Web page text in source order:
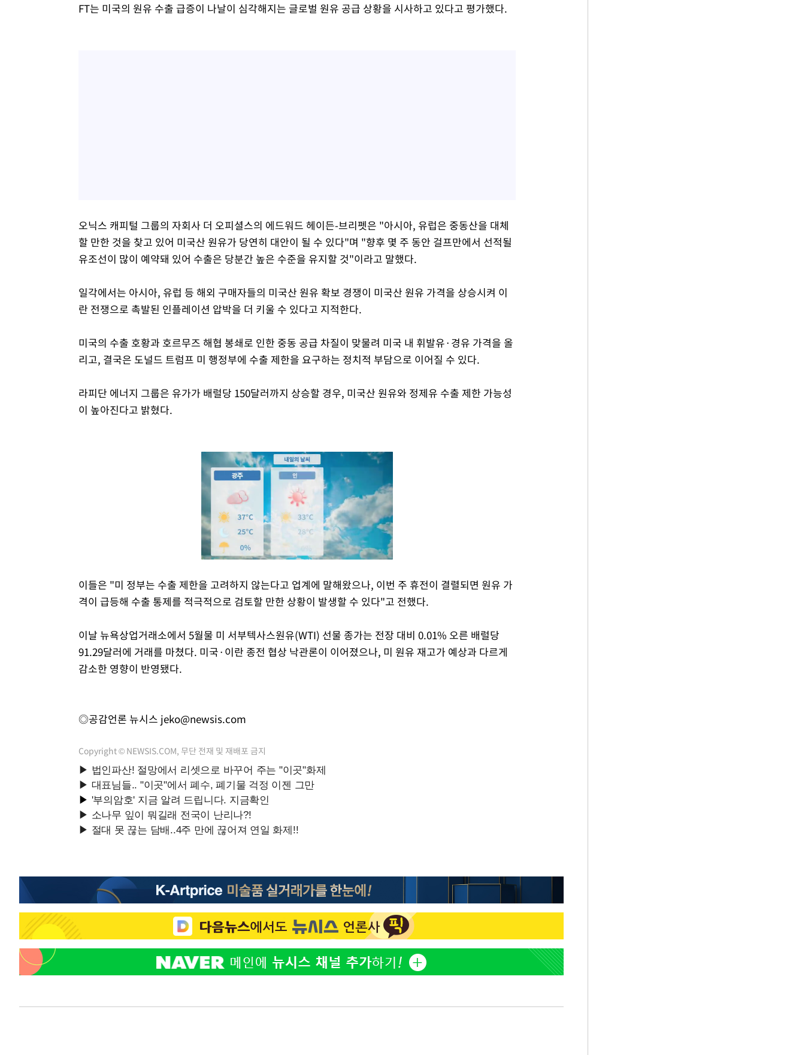
FT는 미국의 원유 수출 급증이 나날이 심각해지는 글로벌 원유 공급 상황을 시사하고 있다고 평가했다.
오닉스 캐피털 그룹의 자회사 더 오피셜스의 에드워드 헤이든-브리펫은 "아시아, 유럽은 중동산을 대체
할 만한 것을 찾고 있어 미국산 원유가 당연히 대안이 될 수 있다"며 "향후 몇 주 동안 걸프만에서 선적될
유조선이 많이 예약돼 있어 수출은 당분간 높은 수준을 유지할 것"이라고 말했다.
일각에서는 아시아, 유럽 등 해외 구매자들의 미국산 원유 확보 경쟁이 미국산 원유 가격을 상승시켜 이
란 전쟁으로 촉발된 인플레이션 압박을 더 키울 수 있다고 지적한다.
미국의 수출 호황과 호르무즈 해협 봉쇄로 인한 중동 공급 차질이 맞물려 미국 내 휘발유·경유 가격을 올
리고, 결국은 도널드 트럼프 미 행정부에 수출 제한을 요구하는 정치적 부담으로 이어질 수 있다.
라피단 에너지 그룹은 유가가 배럴당 150달러까지 상승할 경우, 미국산 원유와 정제유 수출 제한 가능성
이 높아진다고 밝혔다.
Mute
이들은 "미 정부는 수출 제한을 고려하지 않는다고 업계에 말해왔으나, 이번 주 휴전이 결렬되면 원유 가
격이 급등해 수출 통제를 적극적으로 검토할 만한 상황이 발생할 수 있다"고 전했다.
이날 뉴욕상업거래소에서 5월물 미 서부텍사스원유(WTI) 선물 종가는 전장 대비 0.01% 오른 배럴당
91.29달러에 거래를 마쳤다. 미국·이란 종전 협상 낙관론이 이어졌으나, 미 원유 재고가 예상과 다르게
감소한 영향이 반영됐다.
◎공감언론 뉴시스 jeko@newsis.com
Copyright © NEWSIS.COM, 무단 전재 및 재배포 금지